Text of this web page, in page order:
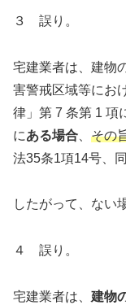
３ 誤り。
宅建業者は、建物
害警戒区域等にお
律」第 7 条第 1 項
にある場合 その
法35条1項14号、
したがって、ない
４ 誤り。
宅建業者は、 建物